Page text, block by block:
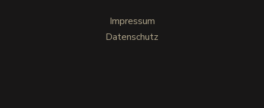
Impressum
Datenschutz